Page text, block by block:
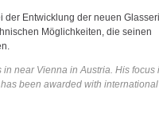
der Entwicklung der neuen
Möglichkeiten, die seinen
near Vienna in Austria. His focus
been awarded with international